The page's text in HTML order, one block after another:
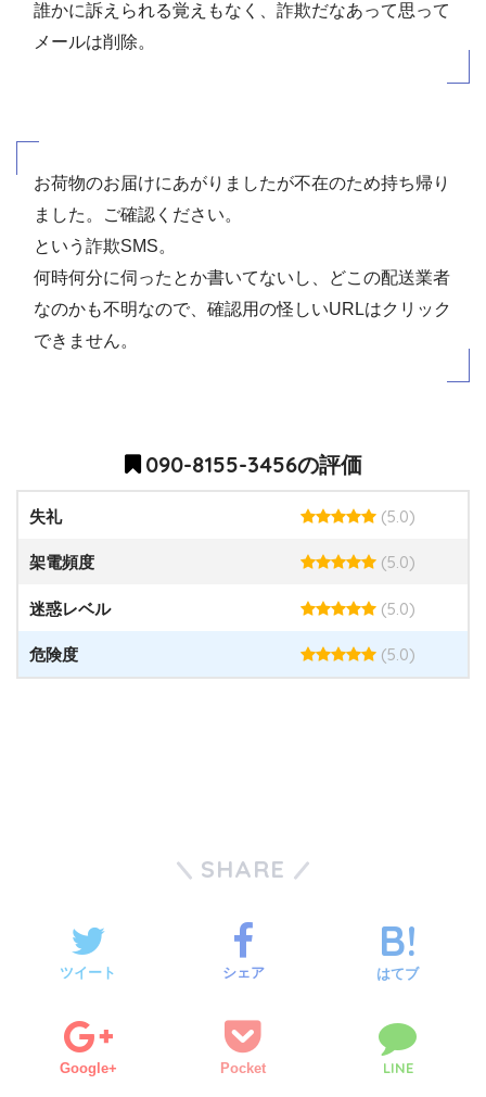
誰かに訴えられる覚えもなく、詐欺だなあって思って
メールは削除。
お荷物のお届けにあがりましたが不在のため持ち帰り
ました。ご確認ください。
という詐欺SMS。
何時何分に伺ったとか書いてないし、どこの配送業者
なのかも不明なので、確認用の怪しいURLはクリック
できません。
090-8155-3456の評価
失礼 (5.0)
架電頻度 (5.0)
迷惑レベル (5.0)
危険度 (5.0)
SHARE
ツイート シェア はてブ
Google+ Pocket LINE